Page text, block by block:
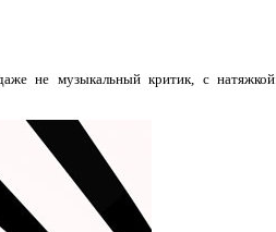
не музыкальный критик, с натяжкой